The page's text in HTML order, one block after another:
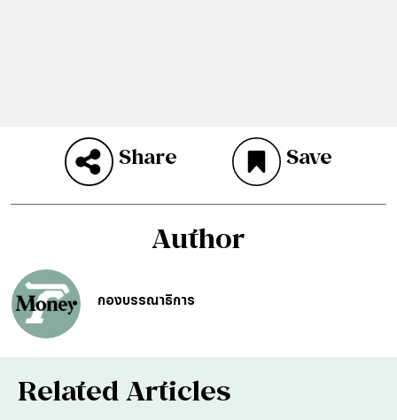
Share Save
Author
กองบรรณาธิการ
Related Articles